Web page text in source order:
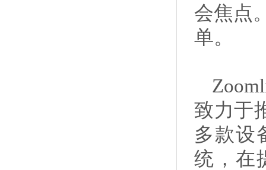
会焦点
单。
致力于
多款设
统，在